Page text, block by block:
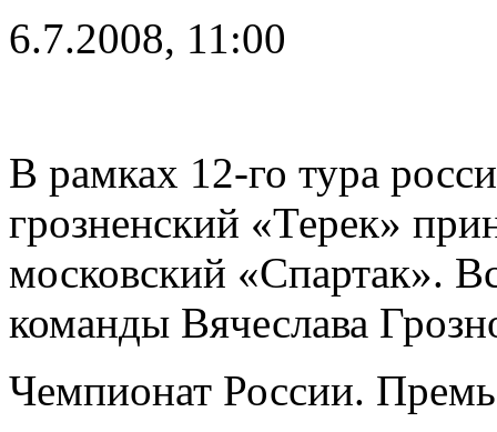
6.7.2008, 11:00
В рамках 12-го тура
грозненский «Терек»
московский «Спартак».
команды Вячеслава
Чемпионат России.